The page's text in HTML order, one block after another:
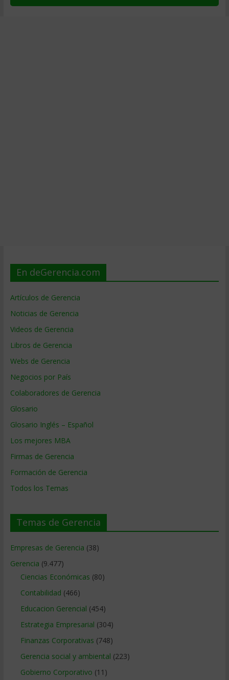
En deGerencia.com
Artículos de Gerencia
Noticias de Gerencia
Videos de Gerencia
Libros de Gerencia
Webs de Gerencia
Negocios por País
Colaboradores de Gerencia
Glosario
Glosario Inglés – Español
Los mejores MBA
Firmas de Gerencia
Formación de Gerencia
Todos los Temas
Temas de Gerencia
Empresas de Gerencia (38)
Gerencia (9.477)
Ciencias Económicas (80)
Contabilidad (466)
Educacion Gerencial (454)
Estrategia Empresarial (304)
Finanzas Corporativas (748)
Gerencia social y ambiental (223)
Gobierno Corporativo (11)